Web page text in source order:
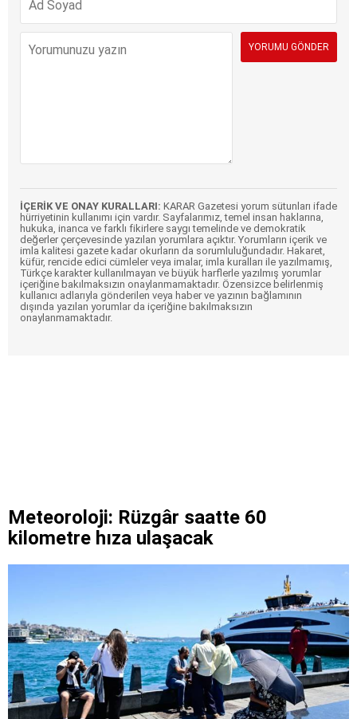
İÇERİK VE ONAY KURALLARI: KARAR Gazetesi yorum sütunları ifade
hürriyetinin kullanımı için vardır. Sayfalarımız, temel insan haklarına,
hukuka, inanca ve farklı fikirlere saygı temelinde ve demokratik
değerler çerçevesinde yazılan yorumlara açıktır. Yorumların içerik ve
imla kalitesi gazete kadar okurların da sorumluluğundadır. Hakaret,
küfür, rencide edici cümleler veya imalar, imla kuralları ile yazılmamış,
Türkçe karakter kullanılmayan ve büyük harflerle yazılmış yorumlar
içeriğine bakılmaksızın onaylanmamaktadır. Özensizce belirlenmiş
kullanıcı adlarıyla gönderilen veya haber ve yazının bağlamının
dışında yazılan yorumlar da içeriğine bakılmaksızın
onaylanmamaktadır.
Meteoroloji: Rüzgâr saatte 60
kilometre hıza ulaşacak